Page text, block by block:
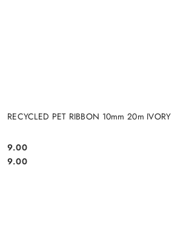
RECYCLED PET RIBBON 10mm 20m IVORY
Cena:
9.00
Cena:
9.00